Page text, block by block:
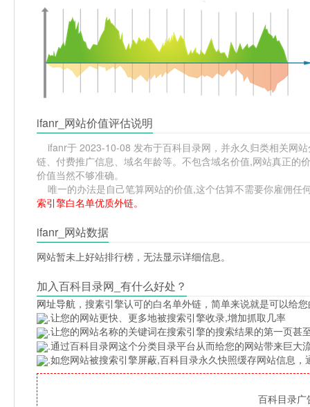
ifanr_网站价值评估说明
ifanr于 2023-10-08 发布于百科目录网，并永久归类相关网
链、付费推广信息、域名年龄等。不包含域名价值,网站真正
价值当然不够准确。
唯一的办法是自己笔算网站的价值,这个估算不需要你雇佣任
索引擎白名单优质外链。
ifanr_网站数据
网站暂未上好站排行榜，无法显示详细信息。
加入百科目录网_有什么好处？
网址导航 ，搜素引擎认可的白名单外链，简单来说就是可以给
.让您的网站更快、更多地被搜索引擎收录,增加抓取几率
.让您的网站名称的关键词在搜索引擎的搜索结果的第一页甚
.通过百科目录网这个分类目录平台从而给您的网站带来巨大
.如您网站被搜索引擎屏蔽,百科目录永久快照缓存网站信息
百科目录